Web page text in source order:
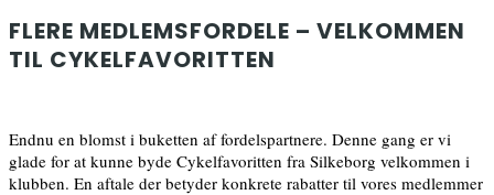
FLERE MEDLEMSFORDELE – VELKOMMEN
TIL CYKELFAVORITTEN
Endnu en blomst i buketten af fordelspartnere. Denne gang er vi
glade for at kunne byde Cykelfavoritten fra Silkeborg velkommen i
klubben. En aftale der betyder konkrete rabatter til vores medlemmer